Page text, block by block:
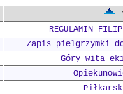
REGULAMIN
Zapis pielgrzymki
Góry wita